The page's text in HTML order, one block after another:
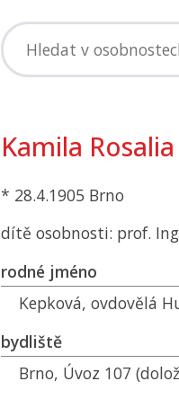
Kamila
* 28.4.1905 Brno
dítě osobnosti: prof.
rodné jméno
Kepková, ovdovělá
bydliště
Brno, Úvoz 107